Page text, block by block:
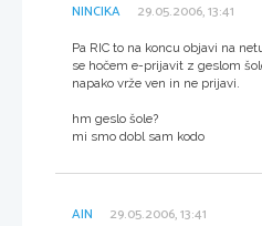
NINCIKA 29.05.2006, 13:41
Pa RIC to na koncu objavi na
se hočem e-prijavit z geslom
napako vrže ven in ne prijavi.
hm geslo šole?
mi smo dobl sam kodo
AIN 29.05.2006, 13:41